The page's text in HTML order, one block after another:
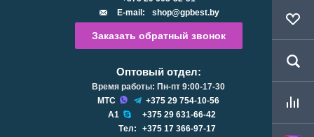
E-mail:
shop@gpbest.by
Заказать обратный звонок
Оптовый отдел:
Время работы: Пн-пт 9:00-17-30
МТС
+375 29 754-10-56
А1
+375 29 631-66-42
Tел:
+375 17 366-97-17